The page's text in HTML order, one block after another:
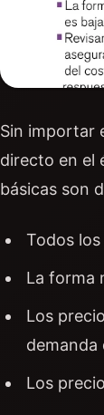
Sin importar
directo en el
básicas son
Todos
La forma
Los
demanda
Los